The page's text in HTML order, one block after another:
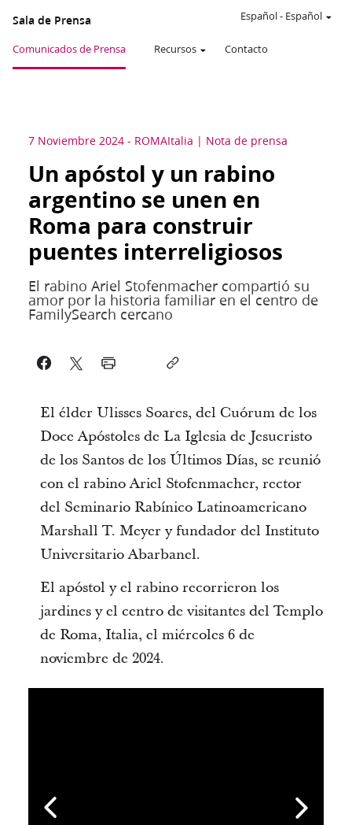
Sala de Prensa
Comunicados de Prensa Recursos Contacto
Español- Español
7 Noviembre 2024 - ROMAItalia Nota de prensa
Un apóstol y un rabino
argentino se unen en
Roma para construir
puentes interreligiosos
El rabino Ariel Stofenmacher compartió su
amor por la historia familiar en el centro de
FamilySearch cercano
El élder Ulisses Soares, del Cuórum de los
Doce Apóstoles de La Iglesia de Jesucristo
de los Santos de los Últimos Días, se reunió
con el rabino Ariel Stofenmacher, rector
del Seminario Rabínico Latinoamericano
Marshall T. Meyer y fundador del Instituto
Universitario Abarbanel.
El apóstol y el rabino recorrieron los
jardines y el centro de visitantes del Templo
de Roma, Italia, el miércoles 6 de
noviembre de 2024.